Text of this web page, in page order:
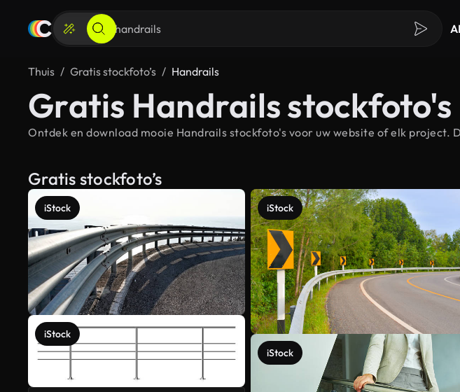
Thuis Gratis stockfoto’s Handrails
Gratis Handrails stockfoto's
Ontdek en download mooie Handrails stockfoto's voor uw website of elk
Gratis stockfoto’s
iStock
iStock
iStock
iStock